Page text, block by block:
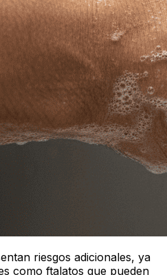
riesgos adicionales, ya
como ftalatos que pueden